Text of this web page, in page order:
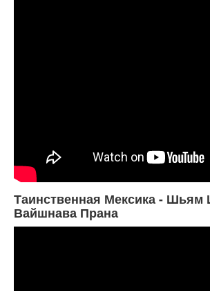
Таинственная Мексика - Шьям
Вайшнава Прана